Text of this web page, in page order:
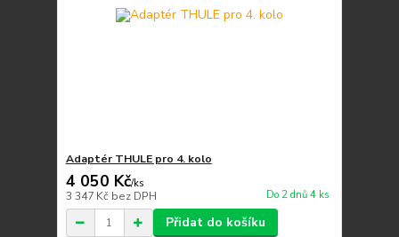
Adaptér THULE pro 4. kolo
4 050 Kč/ks
3 347 Kč bez DPH Do 2 dnů 4 ks
Přidat do košíku